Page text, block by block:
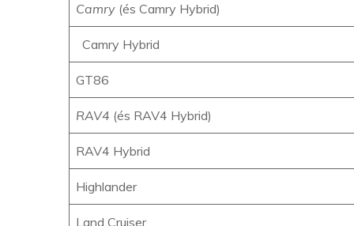
Camry (és Camry Hybrid)
Camry Hybrid
GT86
RAV4 (és RAV4 Hybrid)
RAV4 Hybrid
Highlander
Land Cruiser